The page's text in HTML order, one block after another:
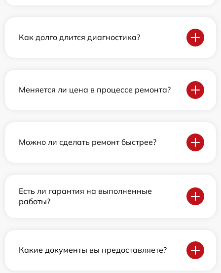
Как долго длится диагностика?
Меняется ли цена в процессе ремонта?
Можно ли сделать ремонт быстрее?
Есть ли гарантия на выполненные
работы?
Какие документы вы предоставляете?